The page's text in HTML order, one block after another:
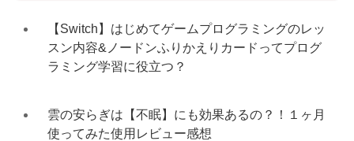
【Switch】はじめてゲームプログラミングのレッ
スン内容&ノードンふりかえりカードってプログ
ラミング学習に役立つ？
雲の安らぎは【不眠】にも効果あるの？！１ヶ月
使ってみた使用レビュー感想